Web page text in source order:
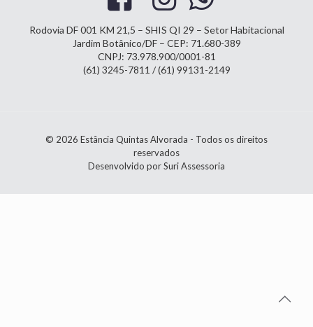
Rodovia DF 001 KM 21,5 – SHIS QI 29 – Setor Habitacional
Jardim Botânico/DF – CEP: 71.680-389
CNPJ: 73.978.900/0001-81
(61) 3245-7811 / (61) 99131-2149
© 2026 Estância Quintas Alvorada - Todos os direitos
reservados
Desenvolvido por Suri Assessoria